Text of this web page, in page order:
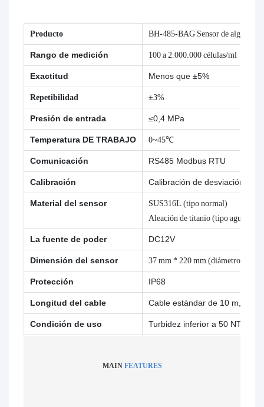
Producto BH-485-BAG Sensor de algas
Rango de medición 100 a 2.000.000 células/ml
Exactitud Menos que ±5%
Repetibilidad ±3%
Presión de entrada ≤0,4 MPa
Temperatura DE TRABAJO 0~45℃
Comunicación RS485 Modbus RTU
Calibración Calibración de desviación,
Material del sensor
SUS316L (tipo normal)
Aleación de titanio (tipo agua de
La fuente de poder DC12V
Dimensión del sensor 37 mm * 220 mm (diámetro *
Protección IP68
Longitud del cable Cable estándar de 10 m, se
Condición de uso Turbidez inferior a 50 NTU,
MAIN FEATURES